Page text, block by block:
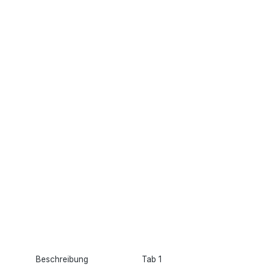
Beschreibung Tab 1